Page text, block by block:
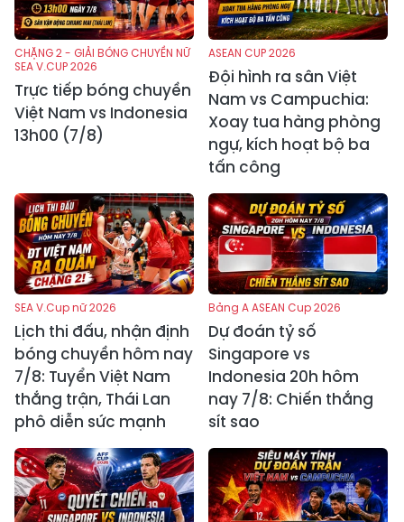
CHẶNG 2 - GIẢI BÓNG CHUYỀN NỮ
SEA V.CUP 2026
Trực tiếp bóng chuyền
Việt Nam vs Indonesia
13h00 (7/8)
ASEAN CUP 2026
Đội hình ra sân Việt
Nam vs Campuchia:
Xoay tua hàng phòng
ngự, kích hoạt bộ ba
tấn công
SEA V.Cup nữ 2026
Lịch thi đấu, nhận định
bóng chuyền hôm nay
7/8: Tuyển Việt Nam
thắng trận, Thái Lan
phô diễn sức mạnh
Bảng A ASEAN Cup 2026
Dự đoán tỷ số
Singapore vs
Indonesia 20h hôm
nay 7/8: Chiến thắng
sít sao